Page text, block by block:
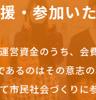
・参加い
運営資金のうち、会
るのはその意志の
市民社会づくりに